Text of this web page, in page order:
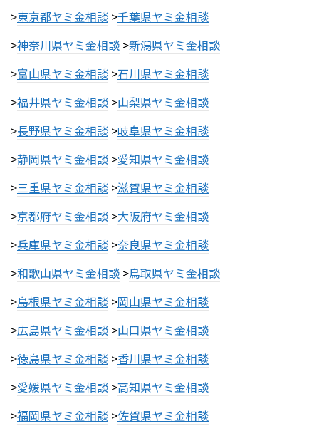
>東京都ヤミ金相談 >千葉県ヤミ金相談
>神奈川県ヤミ金相談 >新潟県ヤミ金相談
>富山県ヤミ金相談 >石川県ヤミ金相談
>福井県ヤミ金相談 >山梨県ヤミ金相談
>長野県ヤミ金相談 >岐阜県ヤミ金相談
>静岡県ヤミ金相談 >愛知県ヤミ金相談
>三重県ヤミ金相談 >滋賀県ヤミ金相談
>京都府ヤミ金相談 >大阪府ヤミ金相談
>兵庫県ヤミ金相談 >奈良県ヤミ金相談
>和歌山県ヤミ金相談 >鳥取県ヤミ金相談
>島根県ヤミ金相談 >岡山県ヤミ金相談
>広島県ヤミ金相談 >山口県ヤミ金相談
>徳島県ヤミ金相談 >香川県ヤミ金相談
>愛媛県ヤミ金相談 >高知県ヤミ金相談
>福岡県ヤミ金相談 >佐賀県ヤミ金相談